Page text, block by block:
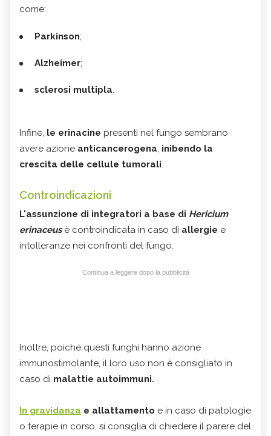
come:
Parkinson;
Alzheimer;
sclerosi multipla.
Infine, le erinacine presenti nel fungo sembrano
avere azione anticancerogena, inibendo la
crescita delle cellule tumorali.
Controindicazioni
L'assunzione di integratori a base di Hericium
erinaceusè controindicata in caso di allergie e
intolleranze nei confronti del fungo.
Continua a leggere dopo la pubblicità
Inoltre, poiché questi funghi hanno azione
immunostimolante, il loro uso non è consigliato in
caso di malattie autoimmuni.
In gravidanza e allattamento e in caso di patologie
o terapie in corso, si consiglia di chiedere il parere del